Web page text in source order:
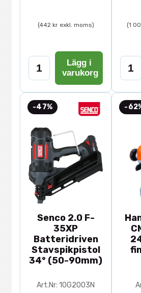
(442 kr exkl. moms)
Lägg i
varukorg
(1
-47%
Senco 2.0 F-
35XP
Batteridriven
Stavspikpistol
34° (50-90mm)
Art.Nr: 10G2003N
-